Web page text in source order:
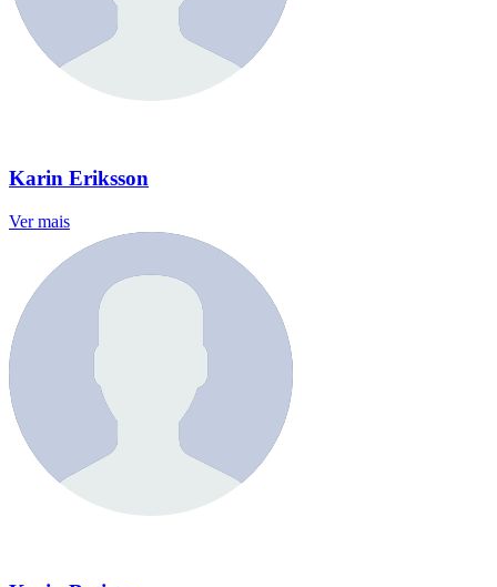
Karin Eriksson
Ver mais